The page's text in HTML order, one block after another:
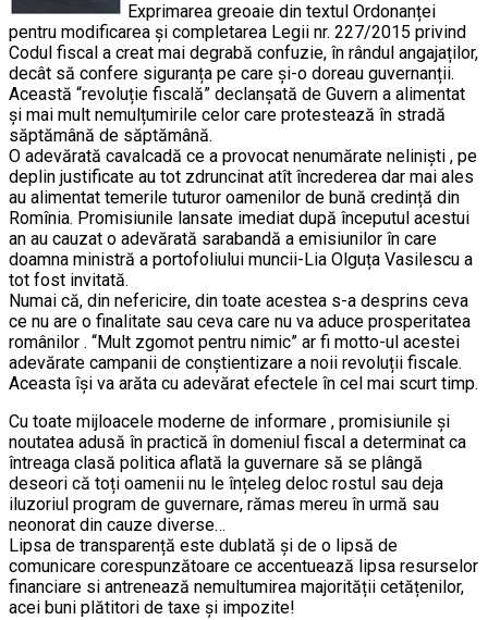
Exprimarea greoaie din textul Ordonanței
pentru modificarea și completarea Legii nr. 227/2015 privind
Codul fiscal a creat mai degrabă confuzie, în rândul angajaților,
decât să confere siguranța pe care și-o doreau guvernanții.
Această “revoluție fiscală” declanșată de Guvern a alimentat
și mai mult nemulțumirile celor care protestează în stradă
săptămână de săptămână.
O adevărată cavalcadă ce a provocat nenumărate neliniști , pe
deplin justificate au tot zdruncinat atît încrederea dar mai ales
au alimentat temerile tuturor oamenilor de bună credință din
Romînia. Promisiunile lansate imediat după începutul acestui
an au cauzat o adevărată sarabandă a emisiunilor în care
doamna ministră a portofoliului muncii-Lia Olguța Vasilescu a
tot fost invitată.
Numai că, din nefericire, din toate acestea s-a desprins ceva
ce nu are o finalitate sau ceva care nu va aduce prosperitatea
românilor . ‘‘Mult zgomot pentru nimic” ar fi motto-ul acestei
adevărate campanii de conștientizare a noii revoluții fiscale.
Aceasta își va arăta cu adevărat efectele în cel mai scurt timp.
Cu toate mijloacele moderne de informare , promisiunile și
noutatea adusă în practică în domeniul fiscal a determinat ca
întreaga clasă politica aflată la guvernare să se plângă
deseori că toți oamenii nu le înțeleg deloc rostul sau deja
iluzoriul program de guvernare, rămas mereu în urmă sau
neonorat din cauze diverse…
Lipsa de transparență este dublată și de o lipsă de
comunicare corespunzătoare ce accentuează lipsa resurselor
financiare si antrenează nemultumirea majorității cetățenilor,
acei buni plătitori de taxe și impozite!